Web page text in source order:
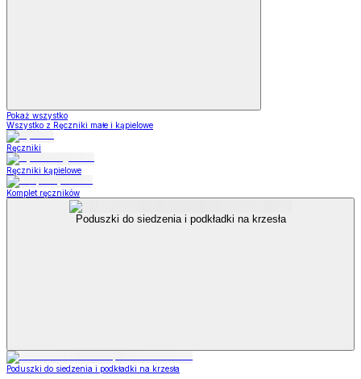
Pokaż wszystko
Wszystko z Ręczniki małe i kąpielowe
Ręczniki
Ręczniki kąpielowe
Komplet ręczników
Poduszki do siedzenia i podkładki na krzesła
Poduszki do siedzenia i podkładki na krzesła